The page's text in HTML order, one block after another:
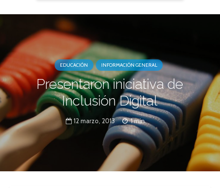
EDUCACIÓN INFORMACIÓN GENERAL
Presentaron iniciativa de
Inclusión Digital
12 marzo, 2013 1 min.